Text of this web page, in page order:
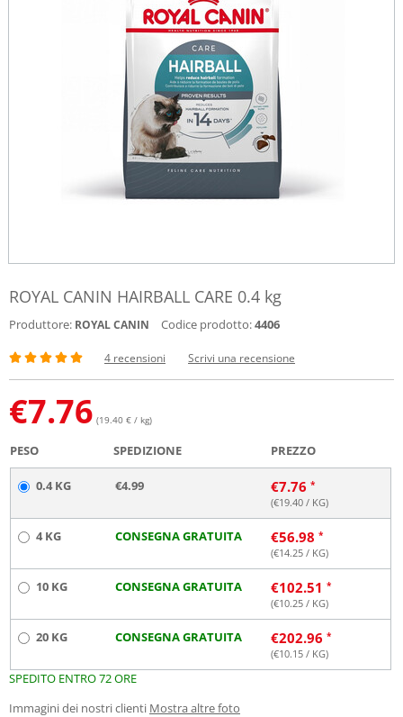
ROYAL CANIN HAIRBALL CARE 0.4 kg
Produttore: ROYAL CANIN Codice prodotto:4406
4 recensioni Scrivi una recensione
€7.76 (19.40 € / kg)
PESO SPEDIZIONE PREZZO
0.4 KG €4.99 €7.76
(€19.40 / KG)
4 KG CONSEGNA GRATUITA €56.98
(€14.25 / KG)
10 KG CONSEGNA GRATUITA €102.51
(€10.25 / KG)
20 KG CONSEGNA GRATUITA €202.96
(€10.15 / KG)
SPEDITO ENTRO 72 ORE
Immagini dei nostri clienti Mostra altre foto